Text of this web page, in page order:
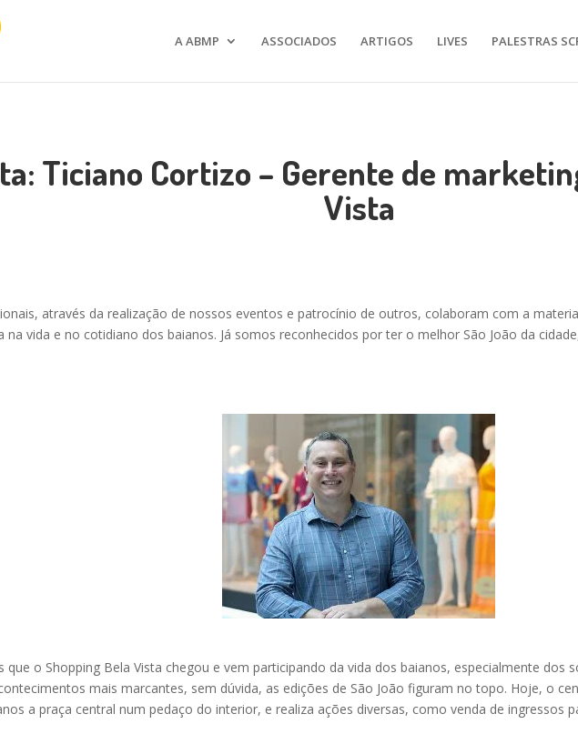
A ABMP ASSOCIADOS ARTIGOS LIVES PALESTRAS
Ticiano Cortizo – Gerente de
Vista
através da realização de nossos eventos e patrocínio de outros, colaboram com a
na vida e no cotidiano dos baianos. Já somos reconhecidos por ter o melhor São João da
que o Shopping Bela Vista chegou e vem participando da vida dos baianos, especialmente dos
mais marcantes, sem dúvida, as edições de São João figuram no topo. Hoje, o
a praça central num pedaço do interior, e realiza ações diversas, como venda de ingressos